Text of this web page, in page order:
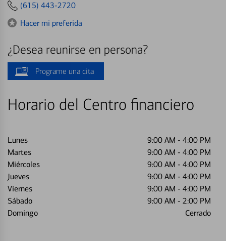
(615) 443-2720
Hacer mi preferida
¿Desea reunirse en persona?
Programe una cita
Horario del Centro financiero
Lunes 9:00 AM - 4:00 PM
Martes
9:00 AM - 4:00 PM
Miércoles
9:00 AM - 4:00 PM
Jueves
9:00 AM - 4:00 PM
Viernes
9:00 AM - 4:00 PM
Sábado
9:00 AM - 2:00 PM
Domingo
Cerrado